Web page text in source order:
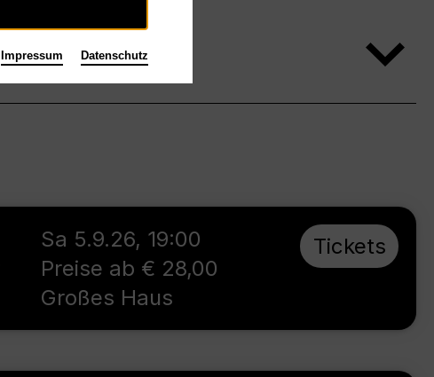
Sa 5.9.26, 19:00
Preise ab € 28,00
Großes Haus
Tickets
Impressum Datenschutz